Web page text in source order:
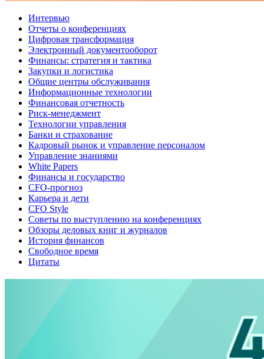
Интервью
Отчеты о конференциях
Цифровая трансформация
Электронный документооборот
Финансы: стратегия и тактика
Закупки и логистика
Общие центры обслуживания
Информационные технологии
Финансовая отчетность
Риск-менеджмент
Технологии управления
Банки и страхование
Кадровый рынок и управление персоналом
Управление знаниями
White Papers
Финансы и государство
CFO-прогноз
Карьера и дети
CFO Style
Советы по выступлению на конференциях
Обзоры деловых книг и журналов
История финансов
Свободное время
Цитаты